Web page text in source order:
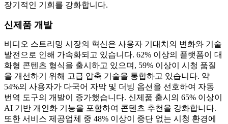
장기적인 기회를 강화합니다.
신제품 개발
비디오 스트리밍 시장의 혁신은 사용자 기대치의 변화와 기술
발전으로 인해 가속화되고 있습니다. 62% 이상의 플랫폼이 대
화형 콘텐츠 형식을 출시하고 있으며, 59% 이상이 시청 품질
을 개선하기 위해 고급 압축 기술을 통합하고 있습니다. 약
54%의 사용자가 다국어 자막 및 더빙 옵션을 선호하여 자동
번역 도구의 개발이 증가했습니다. 신제품 출시의 65% 이상이
AI 기반 개인화 기능을 포함하여 콘텐츠 추천을 강화합니다.
또한 서비스 제공업체 중 48% 이상이 중단 없는 시청 환경에